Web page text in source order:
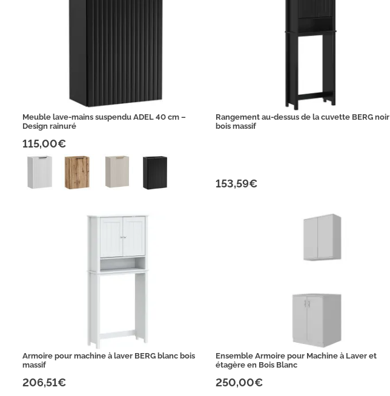
Meuble lave-mains suspendu ADEL 40 cm –
Design rainuré
115,00€
Rangement au-dessus de la cuvette BERG noir
bois massif
153,59€
Armoire pour machine à laver BERG blanc bois
massif
206,51€
Ensemble Armoire pour Machine à Laver et
étagère en Bois Blanc
250,00€